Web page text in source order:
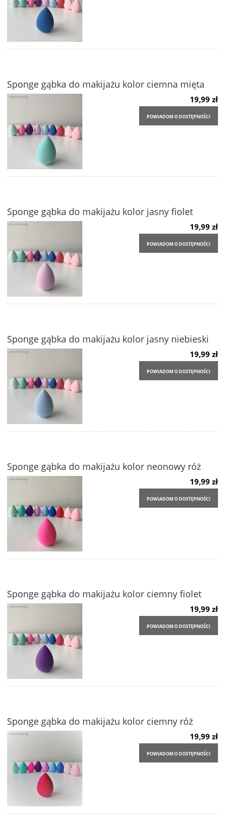
Sponge gąbka do makijażu kolor ciemna mięta
19,99 zł
POWIADOM O DOSTĘPNOŚCI
Sponge gąbka do makijażu kolor jasny fiolet
19,99 zł
POWIADOM O DOSTĘPNOŚCI
Sponge gąbka do makijażu kolor jasny niebieski
19,99 zł
POWIADOM O DOSTĘPNOŚCI
Sponge gąbka do makijażu kolor neonowy róż
19,99 zł
POWIADOM O DOSTĘPNOŚCI
Sponge gąbka do makijażu kolor ciemny fiolet
19,99 zł
POWIADOM O DOSTĘPNOŚCI
Sponge gąbka do makijażu kolor ciemny róż
19,99 zł
POWIADOM O DOSTĘPNOŚCI